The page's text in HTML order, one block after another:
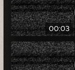
00:03